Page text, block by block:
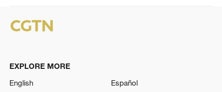
EXPLORE MORE
English
Español